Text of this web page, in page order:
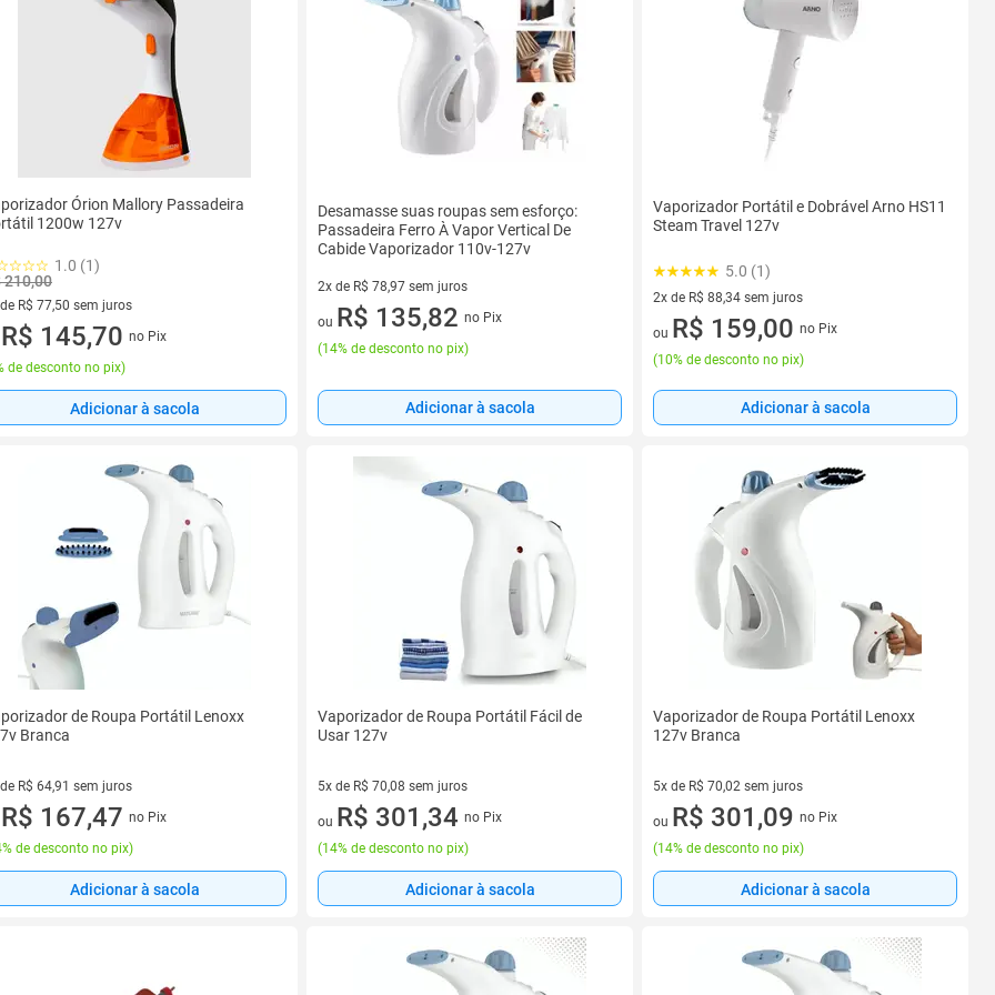
Órion Mallory Passadeira
1200w 127v
1.0 (1)
210,00
R$ 77,50 sem juros
de R$ 77,50 sem juros
R$ 145,70 no Pix
de desconto no pix)
Adicionar à sacola
Desamasse suas roupas sem esforço:
Passadeira Ferro À Vapor Vertical De
Cabide Vaporizador 110v-127v
2x de R$ 78,97 sem juros
2 vez de R$ 78,97 sem juros
ou R$ 135,82 no Pix
(14% de desconto no pix)
Adicionar à sacola
Vaporizador Portátil e Dobrável Arno HS11
Steam Travel 127v
5.0 (1)
2x de R$ 88,34 sem juros
2 vez de R$ 88,34 sem juros
ou R$ 159,00 no Pix
(10% de desconto no pix)
Adicionar à sacola
de Roupa Portátil Lenoxx
Branca
R$ 64,91 sem juros
de R$ 64,91 sem juros
R$ 167,47 no Pix
de desconto no pix)
Adicionar à sacola
Vaporizador de Roupa Portátil Fácil de
Usar 127v
5x de R$ 70,08 sem juros
5 vez de R$ 70,08 sem juros
ou R$ 301,34 no Pix
(14% de desconto no pix)
Adicionar à sacola
Vaporizador de Roupa Portátil Lenoxx
127v Branca
5x de R$ 70,02 sem juros
5 vez de R$ 70,02 sem juros
ou R$ 301,09 no Pix
(14% de desconto no pix)
Adicionar à sacola